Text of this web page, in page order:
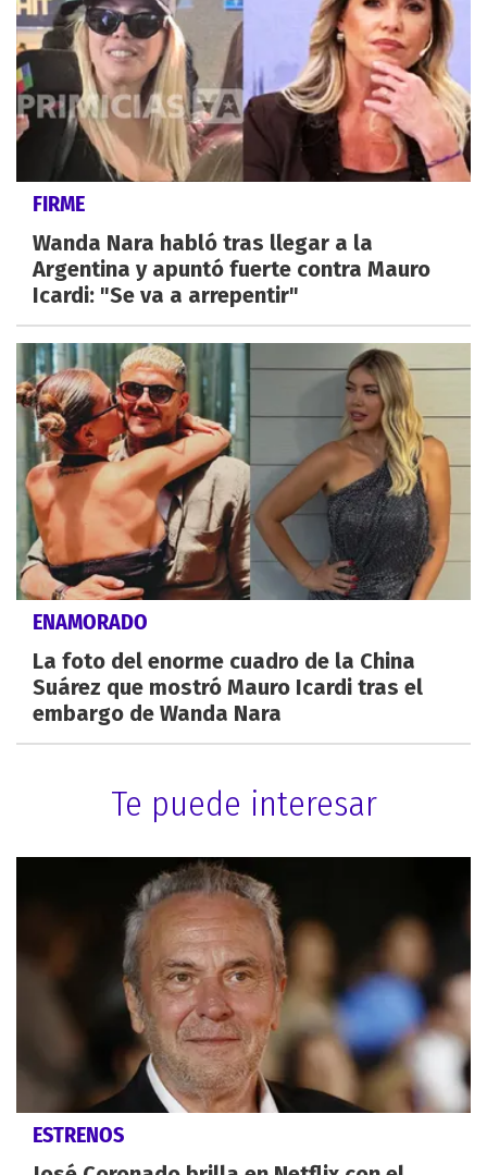
FIRME
Wanda Nara habló tras llegar a la
Argentina y apuntó fuerte contra Mauro
Icardi: "Se va a arrepentir"
ENAMORADO
La foto del enorme cuadro de la China
Suárez que mostró Mauro Icardi tras el
embargo de Wanda Nara
Te puede interesar
ESTRENOS